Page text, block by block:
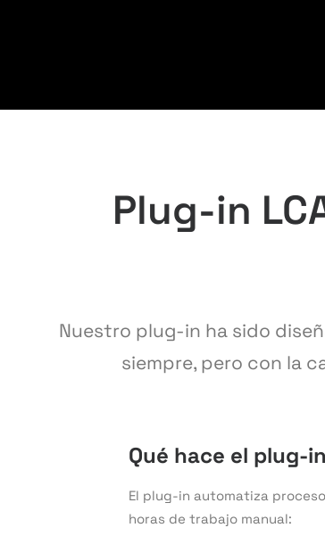
Plug-in
Nuestro plug-in ha sido
siempre, pero con la
Qué hace el plug-in
El plug-in automatiza
horas de trabajo manual: